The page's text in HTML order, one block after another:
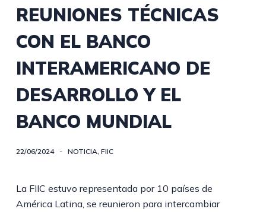
REUNIONES TÉCNICAS
CON EL BANCO
INTERAMERICANO DE
DESARROLLO Y EL
BANCO MUNDIAL
22/06/2024 NOTICIA, FIIC
La FIIC estuvo representada por 10 países de
América Latina, se reunieron para intercambiar